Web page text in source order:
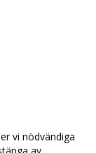
vi nödvändiga